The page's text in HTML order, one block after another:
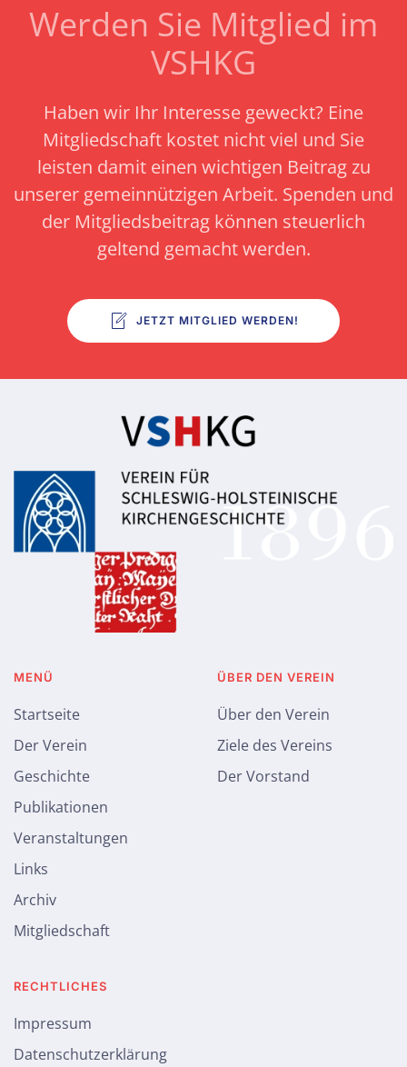
Werden Sie Mitglied im
VSHKG
Haben wir Ihr Interesse geweckt? Eine
Mitgliedschaft kostet nicht viel und Sie
leisten damit einen wichtigen Beitrag zu
unserer gemeinnützigen Arbeit. Spenden und
der Mitgliedsbeitrag können steuerlich
geltend gemacht werden.
JETZT MITGLIED WERDEN!
MENÜ
Startseite
Der Verein
Geschichte
Publikationen
Veranstaltungen
Links
Archiv
Mitgliedschaft
ÜBER DEN VEREIN
Über den Verein
Ziele des Vereins
Der Vorstand
RECHTLICHES
Impressum
Datenschutzerklärung